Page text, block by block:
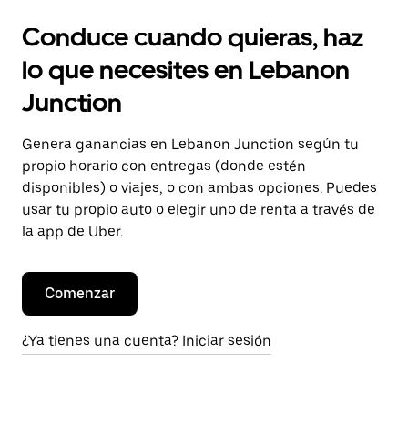
Conduce cuando quieras, haz
lo que necesites en Lebanon
Junction
Genera ganancias en Lebanon Junction según tu
propio horario con entregas (donde estén
disponibles) o viajes, o con ambas opciones. Puedes
usar tu propio auto o elegir uno de renta a través de
la app de Uber.
Comenzar
¿Ya tienes una cuenta? Iniciar sesión